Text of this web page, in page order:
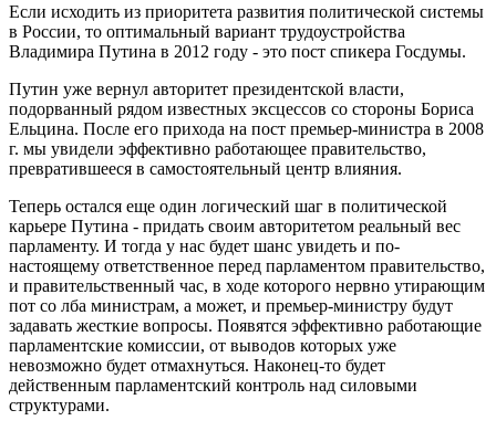
Если исходить из приоритета развития политической системы
в России, то оптимальный вариант трудоустройства
Владимира Путина в 2012 году - это пост спикера Госдумы.
Путин уже вернул авторитет президентской власти,
подорванный рядом известных эксцессов со стороны Бориса
Ельцина. После его прихода на пост премьер-министра в 2008
г. мы увидели эффективно работающее правительство,
превратившееся в самостоятельный центр влияния.
Теперь остался еще один логический шаг в политической
карьере Путина - придать своим авторитетом реальный вес
парламенту. И тогда у нас будет шанс увидеть и по-
настоящему ответственное перед парламентом правительство,
и правительственный час, в ходе которого нервно утирающим
пот со лба министрам, а может, и премьер-министру будут
задавать жесткие вопросы. Появятся эффективно работающие
парламентские комиссии, от выводов которых уже
невозможно будет отмахнуться. Наконец-то будет
действенным парламентский контроль над силовыми
структурами.